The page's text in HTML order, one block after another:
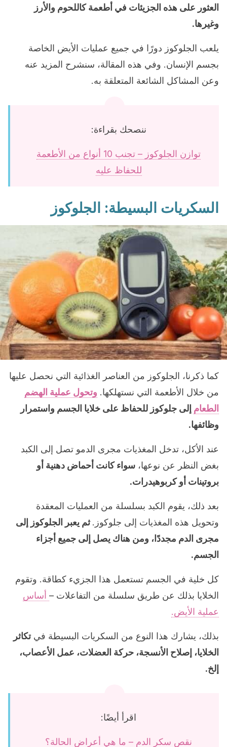
العثور على هذه الجزيئات في أطعمة كاللحوم والأرز
وغيرها.
يلعب الجلوكوز دورًا في جميع عمليات الأيض الخاصة
بجسم الإنسان. وفي هذه المقالة، سنشرح المزيد عنه
وعن المشاكل الشائعة المتعلقة به.
ننصحك بقراءة:
توازن الجلوكوز – تجنب 10 أنواع من الأطعمة
للحفاظ عليه
السكريات البسيطة: الجلوكوز
كما ذكرنا، الجلوكوز من العناصر الغذائية التي نحصل عليها
من خلال الأطعمة التي نستهلكها. وتحول عملية الهضم
الطعام إلى جلوكوز للحفاظ على خلايا الجسم واستمرار
وظائفها.
عند الأكل، تدخل المغذيات مجرى الدمو تصل إلى الكبد
بغض النظر عن نوعها، سواء كانت أحماض دهنية أو
بروتينات أو كربوهيدرات.
بعد ذلك، يقوم الكبد بسلسلة من العمليات المعقدة
وتحويل هذه المغذيات إلى جلوكوز.ثم يعبر الجلوكوز إلى
مجرى الدم مجددًا، ومن هناك يصل إلى جميع أجزاء
الجسم.
كل خلية في الجسم تستعمل هذا الجزيء كطاقة. وتقوم
الخلايا بذلك عن طريق سلسلة من التفاعلات – أساس
عملية الأيض.
بذلك، يشارك هذا النوع من السكريات البسيطة فيتكاثر
الخلايا، إصلاح الأنسجة، حركة العضلات، عمل الأعصاب،
إلخ.
اقرأ أيضًا:
نقص سكر الدم – ما هي أعراض الحالة؟